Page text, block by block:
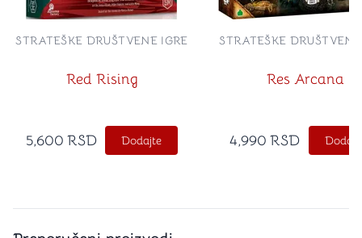
Red Rising
STRATEŠKE DRUŠTVENE IGRE
5,600 RSD Dodajte
Res Arcana
STRATEŠKE
4,990 RSD